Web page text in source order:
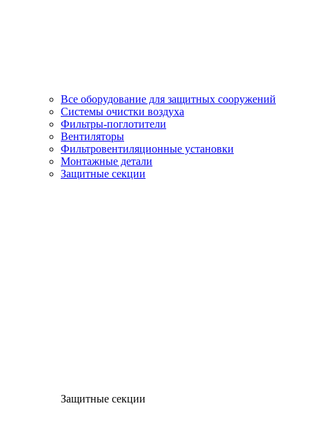
Все оборудование для защитных сооружений
Системы очистки воздуха
Фильтры-поглотители
Вентиляторы
Фильтровентиляционные установки
Монтажные детали
Защитные секции
Защитные секции